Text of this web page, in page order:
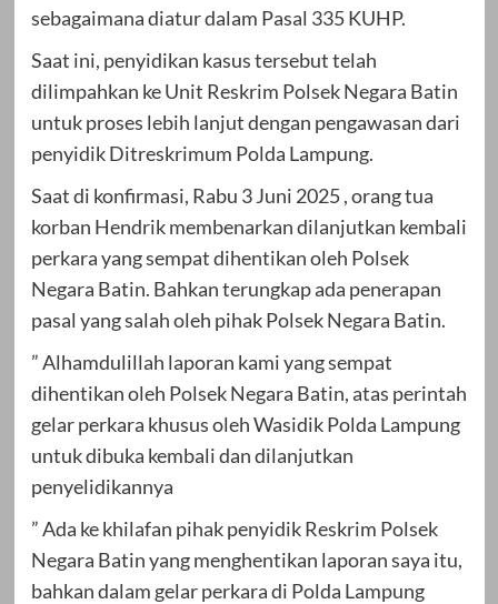
sebagaimana diatur dalam Pasal 335 KUHP.
Saat ini, penyidikan kasus tersebut telah
dilimpahkan ke Unit Reskrim Polsek Negara Batin
untuk proses lebih lanjut dengan pengawasan dari
penyidik Ditreskrimum Polda Lampung.
Saat di konfirmasi, Rabu 3 Juni 2025 , orang tua
korban Hendrik membenarkan dilanjutkan kembali
perkara yang sempat dihentikan oleh Polsek
Negara Batin. Bahkan terungkap ada penerapan
pasal yang salah oleh pihak Polsek Negara Batin.
” Alhamdulillah laporan kami yang sempat
dihentikan oleh Polsek Negara Batin, atas perintah
gelar perkara khusus oleh Wasidik Polda Lampung
untuk dibuka kembali dan dilanjutkan
penyelidikannya
” Ada ke khilafan pihak penyidik Reskrim Polsek
Negara Batin yang menghentikan laporan saya itu,
bahkan dalam gelar perkara di Polda Lampung